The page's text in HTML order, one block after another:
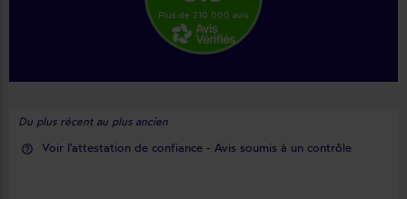
Plus de 210 000 avis
Du plus récent au plus ancien
help_outline Voir l'attestation de confiance - Avis soumis à un contrôle